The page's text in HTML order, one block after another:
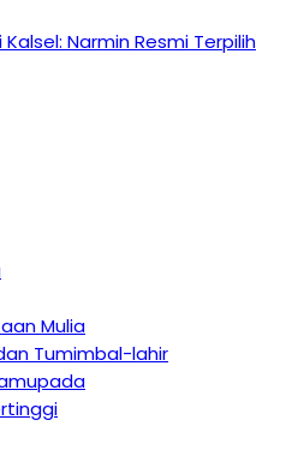
Narmin Resmi Terpilih
Mulia
Tumimbal-lahir